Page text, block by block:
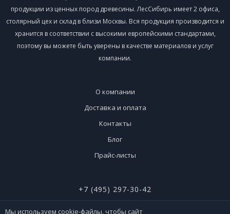
продукции из ценных пород древесины. ЛесСибирь имеет 2 офиса,
столярный цех и склад в близи Москвы. Вся продукция производится и
хранится в соответствии с высокими европейскими стандартами,
поэтому вы можете быть уверены в качестве материалов и услуг
компании.
О компании
Доставка и оплата
Контакты
Блог
Прайс-листы
+7 (495) 297-30-42
+7 (926) 365-51-90
Мы используем cookie-файлы, чтобы сайт